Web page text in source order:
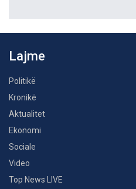
Lajme
Politikë
Kronikë
Aktualitet
Ekonomi
Sociale
Video
Top News LIVE